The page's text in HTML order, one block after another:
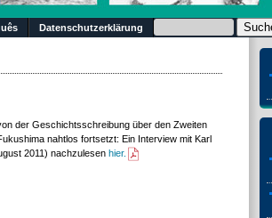
Datenschutzerklärung Suchen nach:
der Geschichtsschreibung über den Zweiten
nahtlos fortsetzt: Ein Interview mit Karl
2011) nachzulesenhier.